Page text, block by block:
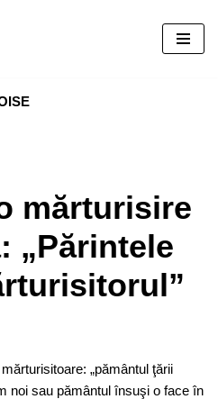
mărturisire
„Părintele
„pământul ţării
noi sau pământul însuşi o face în